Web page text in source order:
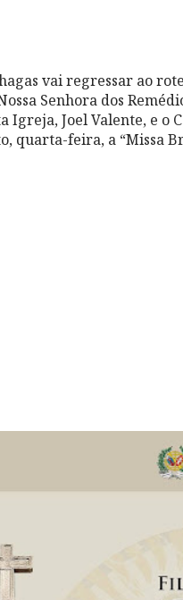
vai regressar ao
Senhora dos
Igreja, Joel Valente, e
quarta-feira, a “Missa